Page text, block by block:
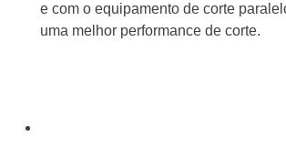
e com o equipamento de corte
uma melhor performance de corte.